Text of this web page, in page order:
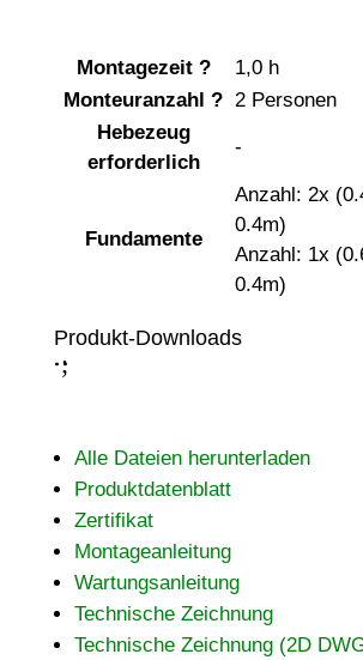
Montagezeit ?
1,0 h
Monteuranzahl ? 2 Personen
Hebezeug
erforderlich
-
Fundamente
Anzahl: 2x
0.4m)
Anzahl: 1x
0.4m)
Produkt-Downloads
:
;
Alle Dateien herunterladen
Produktdatenblatt
Zertifikat
Montageanleitung
Wartungsanleitung
Technische Zeichnung
Technische Zeichnung (2D